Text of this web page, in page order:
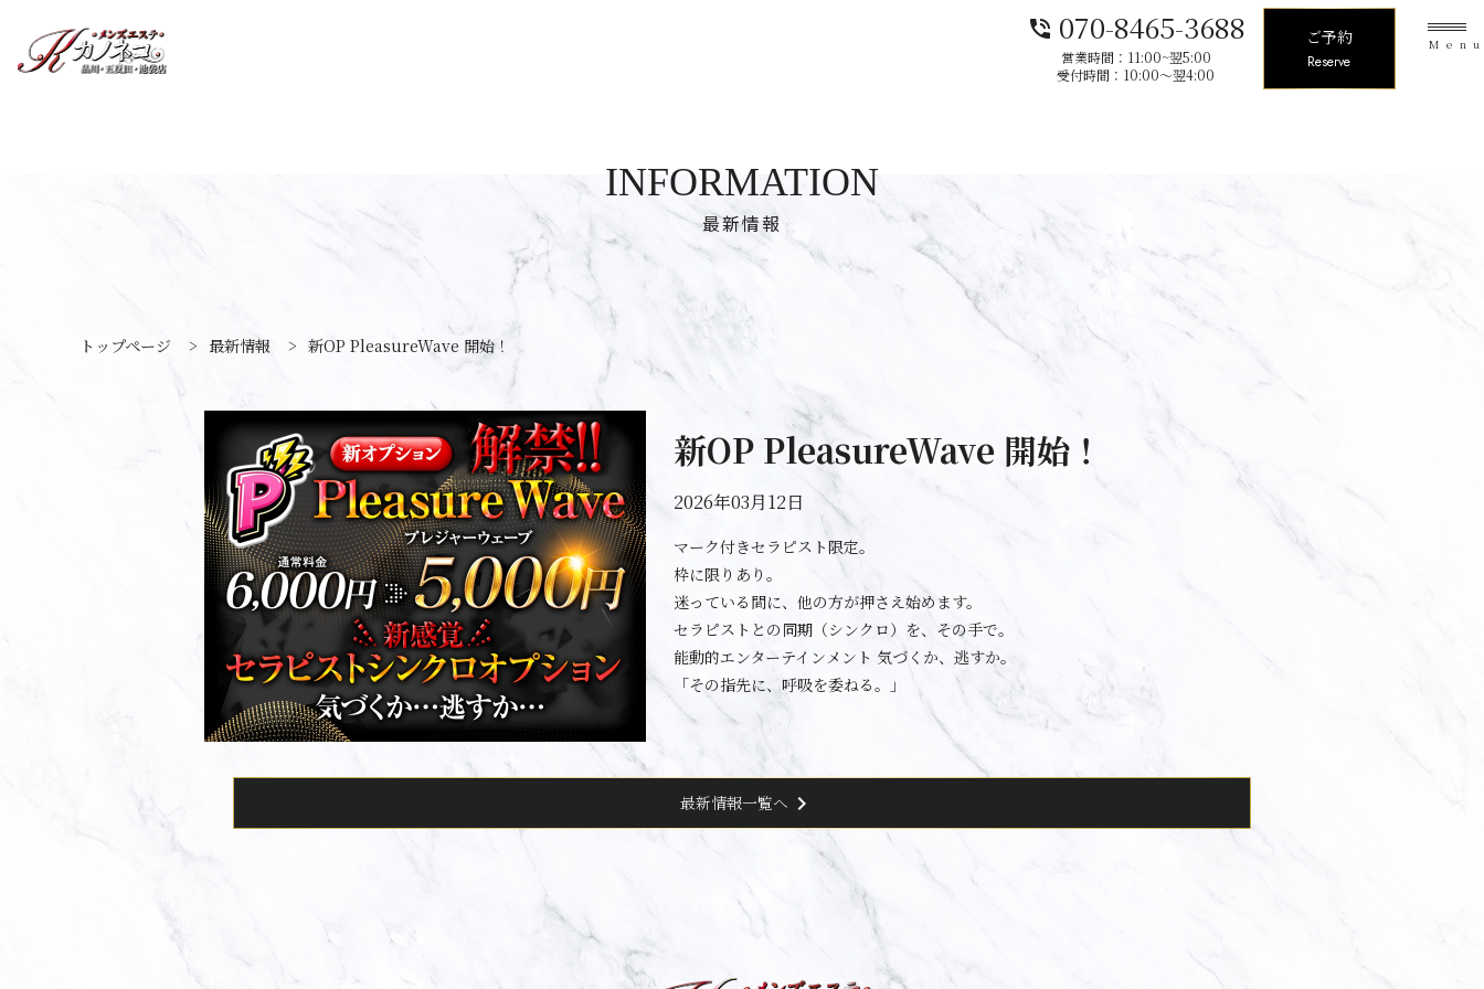
phone_in_talk 070-8465-3688
営業時間：11:00~翌5:00
受付時間：10:00〜翌4:00
ご予約
Reserve
最新情報
INFORMATION
トップページ > 最新情報 > 新OP PleasureWave 開始！
新OP PleasureWave 開始！
2026年03月12日
マーク付きセラピスト限定。
枠に限りあり。
迷っている間に、他の方が押さえ始めます。
セラピストとの同期（シンクロ）を、その手で。
能動的エンターテインメント 気づくか、逃すか。
「その指先に、呼吸を委ねる。」
最新情報一覧へ chevron_right